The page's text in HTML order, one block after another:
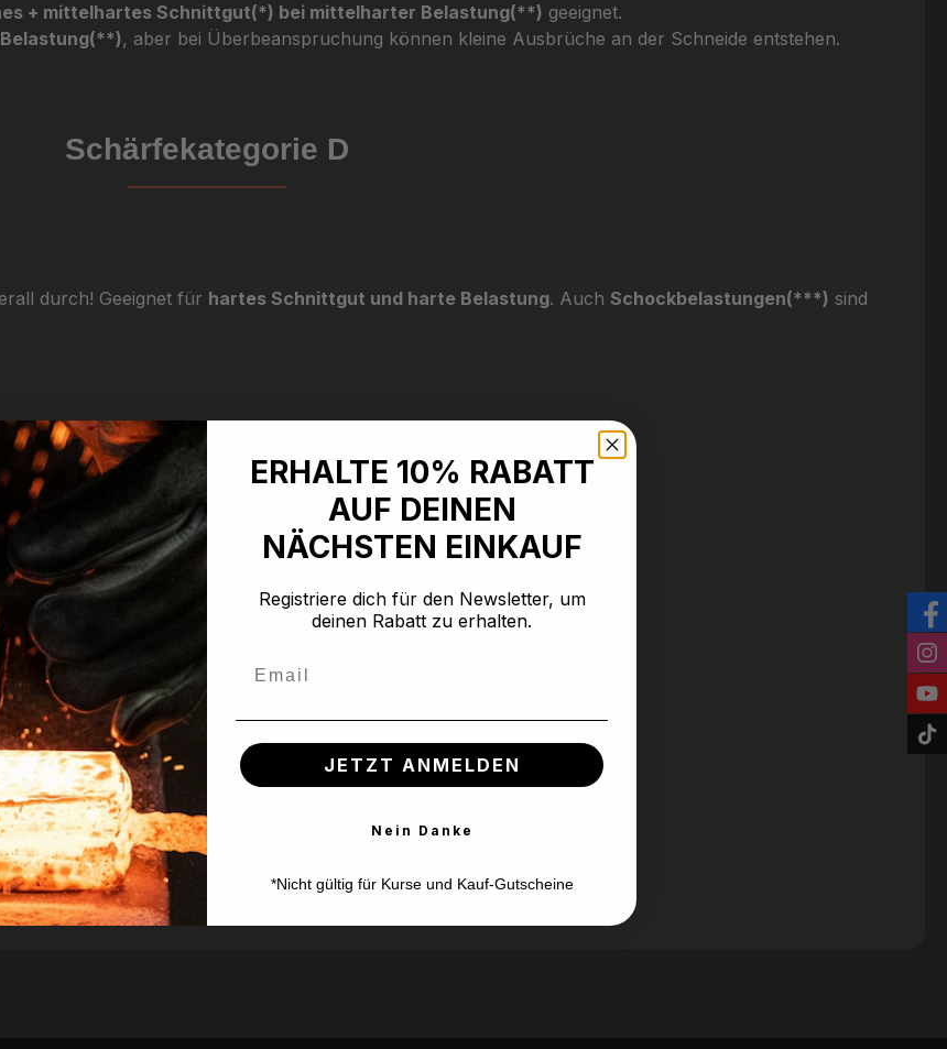
+ mittelhartes Schnittgut(*) bei mittelharter Belastung(**) geeignet.
, aber bei Überbeanspruchung können kleine Ausbrüche an der Schneide entstehen.
Schärfekategorie D
durch! Geeignet für hartes Schnittgut und harte Belastung. Auch Schockbelastungen(***) sind
Erklärungen
ohne Gräten, Gemüse jeder Art
Kruste, weichere Knorpel
Holz, harte Brotkruste
mit Holzbrett ohne seitliche Belastung
Knochen, Schneidbrett ohne seitliche Belastung
Anwendungen
(z.B. Hacken)
ERHALTE 10% RABATT
AUF DEINEN
NÄCHSTEN EINKAUF
Registriere dich für den Newsletter, um
deinen Rabatt zu erhalten.
JETZT ANMELDEN
Nein Danke
*Nicht gültig für Kurse und Kauf-Gutscheine